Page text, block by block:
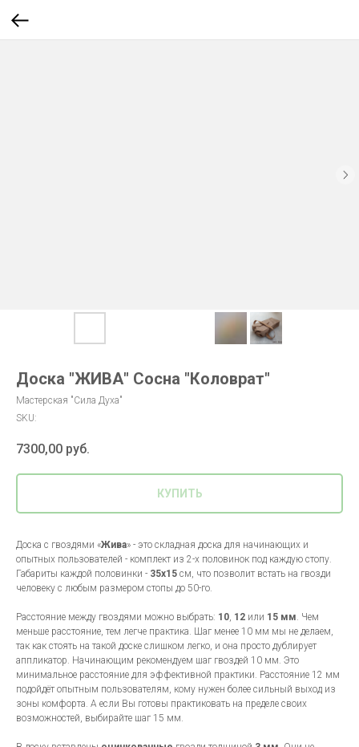
Доска "ЖИВА" Сосна "Коловрат"
Мастерская "Сила Духа"
SKU:
7300,00 руб.
КУПИТЬ
Доска с гвоздями «Жива» - это складная доска для начинающих и
опытных пользователей - комплект из 2-х половинок под каждую стопу.
Габариты каждой половинки - 35х15 см, что позволит встать на гвозди
человеку с любым размером стопы до 50-го.
Расстояние между гвоздями можно выбрать: 10, 12 или 15 мм. Чем
меньше расстояние, тем легче практика. Шаг менее 10 мм мы не делаем,
так как стоять на такой доске слишком легко, и она просто дублирует
аппликатор. Начинающим рекомендуем шаг гвоздей 10 мм. Это
минимальное расстояние для эффективной практики. Расстояние 12 мм
подойдёт опытным пользователям, кому нужен более сильный выход из
зоны комфорта. А если Вы готовы практиковать на пределе своих
возможностей, выбирайте шаг 15 мм.